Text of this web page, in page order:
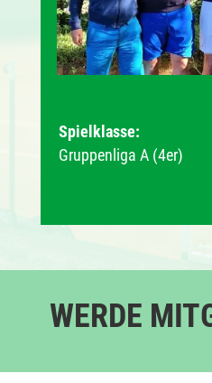
Spielklasse:
Gruppenliga A (4er)
WERDE